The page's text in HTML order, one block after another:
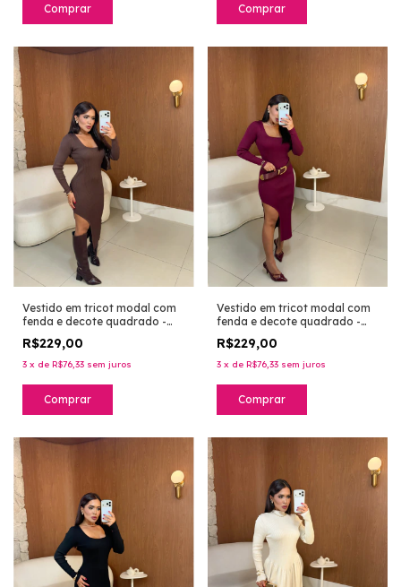
Comprar Comprar
Vestido em tricot modal com
fenda e decote quadrado -
marrom
R$229,00
3 x de R$76,33 sem juros
Comprar
Vestido em tricot modal com
fenda e decote quadrado -
burgundy
R$229,00
3 x de R$76,33 sem juros
Comprar